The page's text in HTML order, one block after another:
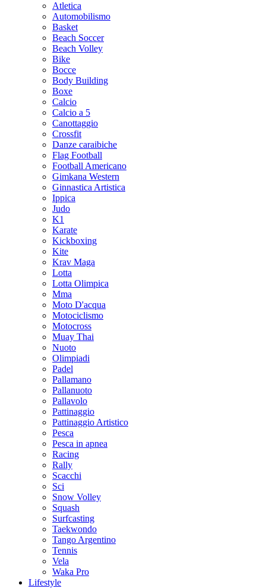
Atletica
Automobilismo
Basket
Beach Soccer
Beach Volley
Bike
Bocce
Body Building
Boxe
Calcio
Calcio a 5
Canottaggio
Crossfit
Danze caraibiche
Flag Football
Football Americano
Gimkana Western
Ginnastica Artistica
Ippica
Judo
K1
Karate
Kickboxing
Kite
Krav Maga
Lotta
Lotta Olimpica
Mma
Moto D'acqua
Motociclismo
Motocross
Muay Thai
Nuoto
Olimpiadi
Padel
Pallamano
Pallanuoto
Pallavolo
Pattinaggio
Pattinaggio Artistico
Pesca
Pesca in apnea
Racing
Rally
Scacchi
Sci
Snow Volley
Squash
Surfcasting
Taekwondo
Tango Argentino
Tennis
Vela
Waka Pro
Lifestyle